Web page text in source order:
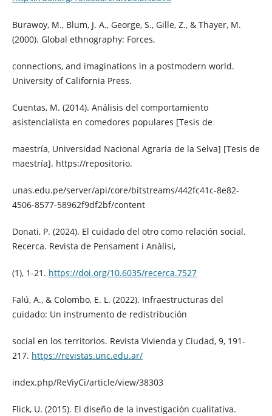
Burawoy, M., Blum, J. A., George, S., Gille, Z., & Thayer, M.
(2000). Global ethnography: Forces,
connections, and imaginations in a postmodern world.
University of California Press.
Cuentas, M. (2014). Análisis del comportamiento
asistencialista en comedores populares [Tesis de
maestría, Universidad Nacional Agraria de la Selva] [Tesis de
maestría]. https://repositorio.
unas.edu.pe/server/api/core/bitstreams/442fc41c-8e82-
4506-8577-58962f9df2bf/content
Donati, P. (2024). El cuidado del otro como relación social.
Recerca. Revista de Pensament i Anàlisi,
(1), 1-21. https://doi.org/10.6035/recerca.7527
Falú, A., & Colombo, E. L. (2022). Infraestructuras del
cuidado: Un instrumento de redistribución
social en los territorios. Revista Vivienda y Ciudad, 9, 191-
217. https://revistas.unc.edu.ar/
index.php/ReViyCi/article/view/38303
Flick, U. (2015). El diseño de la investigación cualitativa.